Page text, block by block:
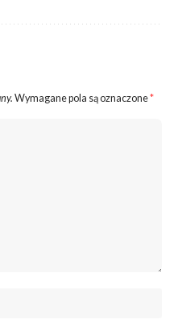
Wymagane pola są oznaczone*